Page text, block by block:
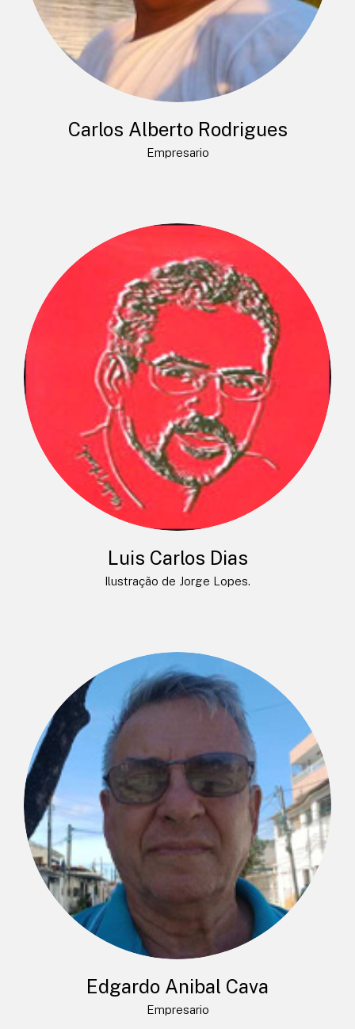
Carlos Alberto Rodrigues
Empresario
Luis Carlos Dias
Ilustração de Jorge Lopes.
Edgardo Anibal Cava
Empresario